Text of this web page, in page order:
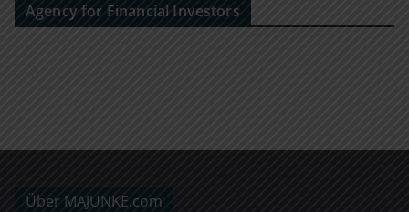
Agency for Financial Investors
Über MAJUNKE.com